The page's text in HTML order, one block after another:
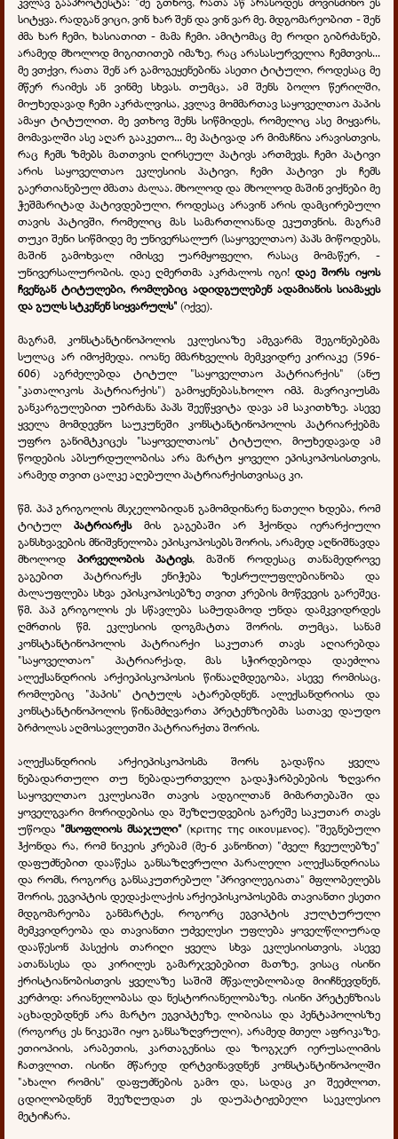
სიტყვა. რადგან ვიცი, ვინ ხარ შენ და ვინ ვარ მე. მდგომარეობით - შენ
ძმა ხარ ჩემი, ხასიათით - მამა ჩემი. ამიტომაც მე როდი გიბრძანებ,
არამედ მხოლოდ მიგითითებ იმაზე, რაც არასასურველია ჩემთვის...
მე ვთქვი, რათა შენ არ გამოგეყენებინა ასეთი ტიტული, როდესაც მე
მწერ რაიმეს ან ვინმე სხვას. თუმცა, ამ შენს ბოლო წერილში,
მიუხედავად ჩემი აკრძალვისა, კვლავ მომმართავ საყოველთაო პაპის
ამაყი ტიტულით. მე ვთხოვ შენს სიწმიდეს, რომელიც ასე მიყვარს,
მომავალში ასე აღარ გააკეთო... მე პატივად არ მიმაჩნია არავისთვის,
რაც ჩემს ზმებს მათთვის ღირსეულ პატივს ართმევს. ჩემი პატივი
არის საყოველთაო ეკლესიის პატივი, ჩემი პატივი ეს ჩემს
გაერთიანებულ ძმათა ძალაა. მხოლოდ და მხოლოდ მაშინ ვიქნები მე
ჭეშმარიტად პატივდებული, როდესაც არავინ არის დამცირებული
თავის პატივში, რომელიც მას სამართლიანად ეკუთვნის. მაგრამ
თუკი შენი სიწმიდე მე უნივერსალურ (საყოველთაო) პაპს მიწოდებს,
მაშინ გამოხვალ იმისვე უარმყოფელი, რასაც მომაწერ, -
უნივერსალურობის. დაე ღმერთმა აკრძალოს იგი!დაე შორს იყოს
ჩვენგან ტიტულები, რომლებიც ადიდგულებენ ადამიანის სიამაყეს
და გულს სტკენენ სიყვარულს" (იქვე).
მაგრამ, კონსტანტინოპოლის ეკლესიაზე ამგვარმა შეგონებებმა
სულაც არ იმოქმედა. იოანე მმარხველის მემკვიდრე კირიაკე (596-
606) აგრძელებდა ტიტულ "საყოველთაო პატრიარქის" (ანუ
"კათალიკოს პატრიარქის") გამოყენებას,ხოლო იმპ. მავრიკიუსმა
განკარგულებით უბრძანა პაპს შეეწყვიტა დავა ამ საკითხზე. ასევე
ყველა მომდევნო საუკუნეში კონსტანტინოპოლის პატრიარქებმა
უფრო განიმტკიცეს "საყოველთაოს" ტიტული, მიუხედავად ამ
წოდების აბსურდულობისა არა მარტო ყოველი ეპისკოპოსისთვის,
არამედ თვით ცალკე აღებული პატრიარქისთვისაც კი.
წმ. პაპ გრიგოლის მსჯელობიდან გამომდინარე ნათელი ხდება, რომ
ტიტულ პატრიარქს მის გაგებაში არ ჰქონდა იერარქიული
განსხვავების მნიშვნელობა ეპისკოპოსებს შორის, არამედ აღნიშნავდა
მხოლოდპირველობის პატივს, მაშინ როდესაც თანამედროვე
გაგებით პატრიარქს ენიჭება ზესრულუფლებიანობა და
ძალაუფლება სხვა ეპისკოპოსებზე თვით კრების მოწვევის გარეშეც.
წმ. პაპ გრიგოლის ეს სწავლება სამუდამოდ უნდა დამკვიდრდეს
ღმრთის წმ. ეკლესიის დოგმატთა შორის. თუმცა, სანამ
კონსტანტინოპოლის პატრიარქი საკუთარ თავს აღიარებდა
"საყოველთაო" პატრიარქად, მას სჭირდებოდა დაეძლია
ალექსანდრიის არქიეპისკოპოსის წინააღმდეგობა, ასევე რომისაც,
რომლებიც "პაპის" ტიტულს ატარებდნენ. ალექსანდრიისა და
კონსტანტინოპოლის წინამძღვართა პრეტენზიებმა სათავე დაუდო
ბრძოლას აღმოსავლეთში პატრიარქთა შორის.
ალექსანდრიის არქიეპისკოპოსმა შორს გადაწია ყველა
ნებადართული თუ ნებადაურთველი გადაჭარბებების ზღვარი
საყოველთაო ეკლესიაში თავის ადგილთან მიმართებაში და
ყოველგვარი მორიდებისა და შეზღუდვების გარეშე საკუთარ თავს
უწოდა "მსოფლიოს მსაჯული" (κριτης της οικουμενος). "შეგნებული
ჰქონდა რა, რომ ნიკეის კრებამ (მე-6 კანონით) "ძველ ჩვეულებზე"
დაფუძნებით დააწესა განსაზღვრული პარალელი ალექსანდრიასა
და რომს, როგორც განსაკუთრებულ "პრივილეგიათა" მფლობელებს
შორის, ეგვიპტის დედაქალაქის არქიეპისკოპოსებმა თავიანთი ესეთი
მდგომარეობა განმარტეს, როგორც ეგვიპტის კულტურული
მემკვიდრეობა და თავიანთი უძველესი უფლება ყოველწლიურად
დააწესონ პასექის თარიღი ყველა სხვა ეკლესიისთვის, ასევე
ათანასესა და კირილეს გამარჯვებებით მათზე, ვისაც ისინი
ქრისტიანობისთვის ყველაზე საშიშ მწვალებლობად მიიჩნევდნენ,
კერძოდ: არიანელობასა და ნესტორიანელობაზე. ისინი პრეტენზიას
აცხადებდნენ არა მარტო ეგვიპტეზე, ლიბიასა და პენტაპოლისზე
(როგორც ეს ნიკეაში იყო განსაზღვრული), არამედ მთელ აფრიკაზე,
ეთიოპიის, არაბეთის, კართაგენისა და ზოგჯერ იერუსალიმის
ჩათვლით. ისინი მწარედ დრტვინავდნენ კონსტანტინოპოლში
"ახალი რომის" დაფუძნების გამო და, სადაც კი შეეძლოთ,
ცდილობდნენ შეეზღუდათ ეს დაუპატიჟებელი საეკლესიო
მეტიჩარა.